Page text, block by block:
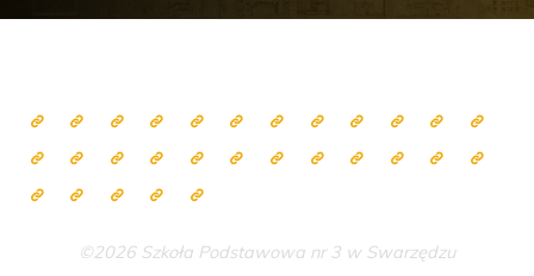
©2026 Szkoła Podstawowa nr 3 w Swarzędzu